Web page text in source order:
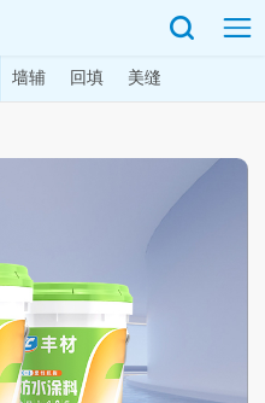
墙辅 回填 美缝